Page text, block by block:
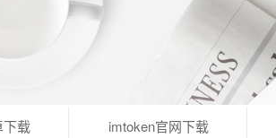
下载 imtoken官网下载